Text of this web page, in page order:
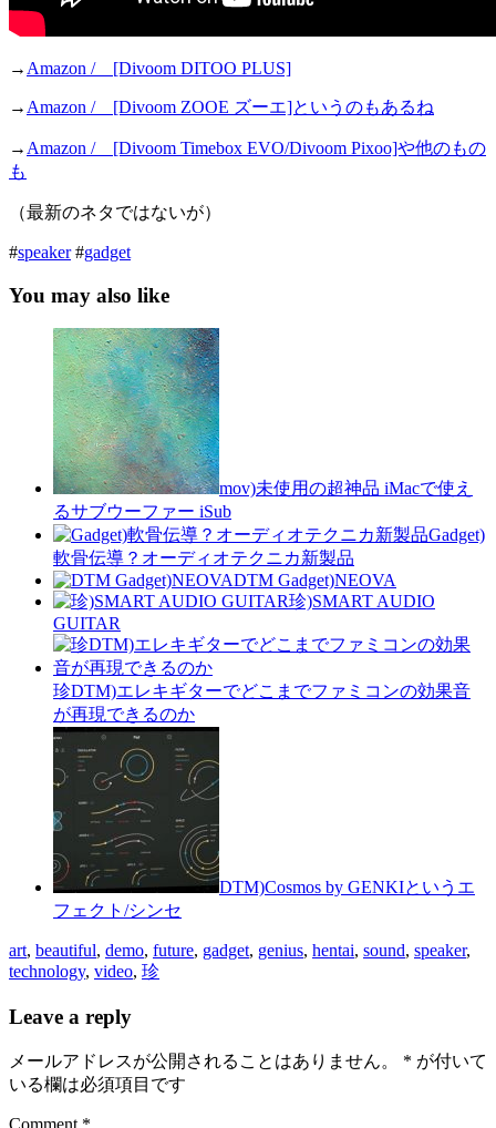
→ Amazon / [Divoom DITOO PLUS]
→ Amazon / [Divoom ZOOE ズーエ]というのもあるね
→ Amazon / [Divoom Timebox EVO/Divoom Pixoo]や他のもの
も
（最新のネタではないが）
#speaker#gadget
You may also like
mov)未使用の超神品 iMacで使え
るサブウーファー iSub
Gadget)
軟骨伝導？オーディオテクニカ新製品
DTM Gadget)NEOVA
珍)SMART AUDIO
GUITAR
珍DTM)エレキギターでどこまでファミコンの効果音
が再現できるのか
DTM)Cosmos by GENKIというエ
フェクト/シンセ
art, beautiful, demo, future, gadget, genius, hentai, sound, speaker,
technology, video, 珍
Leave a reply
メールアドレスが公開されることはありません。 * が付いて
いる欄は必須項目です
Comment *